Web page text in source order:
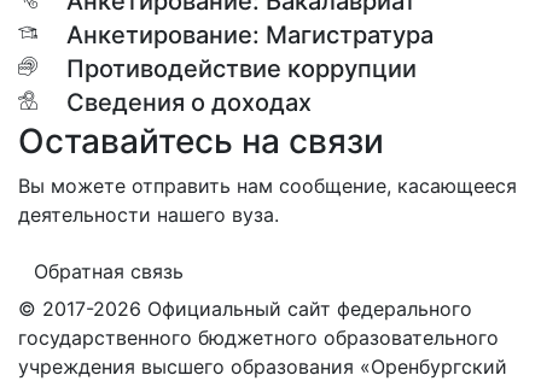
Анкетирование: Магистратура
Противодействие коррупции
Сведения о доходах
Оставайтесь на связи
Вы можете отправить нам сообщение, касающееся
деятельности нашего вуза.
Обратная связь
© 2017-2026 Официальный сайт федерального
государственного бюджетного образовательного
учреждения высшего образования «Оренбургский